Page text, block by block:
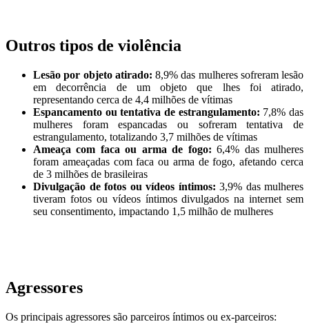
Outros tipos de violência
Lesão por objeto atirado: 8,9% das mulheres sofreram lesão
em decorrência de um objeto que lhes foi atirado,
representando cerca de 4,4 milhões de vítimas
Espancamento ou tentativa de estrangulamento: 7,8% das
mulheres foram espancadas ou sofreram tentativa de
estrangulamento, totalizando 3,7 milhões de vítimas
Ameaça com faca ou arma de fogo: 6,4% das mulheres
foram ameaçadas com faca ou arma de fogo, afetando cerca
de 3 milhões de brasileiras
Divulgação de fotos ou vídeos íntimos: 3,9% das mulheres
tiveram fotos ou vídeos íntimos divulgados na internet sem
seu consentimento, impactando 1,5 milhão de mulheres
Agressores
Os principais agressores são parceiros íntimos ou ex-parceiros: